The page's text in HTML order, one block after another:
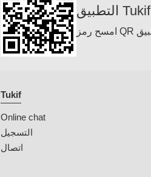
التطبيق Tukif
Tukif
Online chat
التسجيل
اتصال